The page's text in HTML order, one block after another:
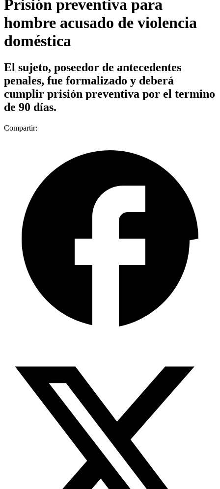
Prisión preventiva para
hombre acusado de violencia
doméstica
El sujeto, poseedor de antecedentes
penales, fue formalizado y deberá
cumplir prisión preventiva por el termino
de 90 días.
Compartir: